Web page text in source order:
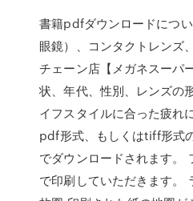
書籍pdfダウンロードにつ
眼鏡）、コンタクトレンズ
チェーン店【メガネスーパ
状、年代、性別、レンズの
イフスタイルに合った疲れ
pdf形式、もしくはtiff形式
でダウンロードされます。
で印刷していただきます。